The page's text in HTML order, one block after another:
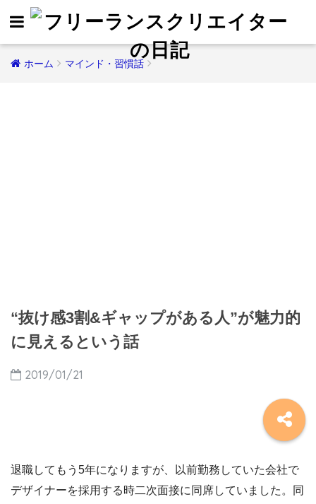
ホーム マインド・習慣話
“抜け感3割&ギャップがある人”が魅力的
に見えるという話
2019/01/21
退職してもう5年になりますが、以前勤務していた会社で
デザイナーを採用する時二次面接に同席していました。同